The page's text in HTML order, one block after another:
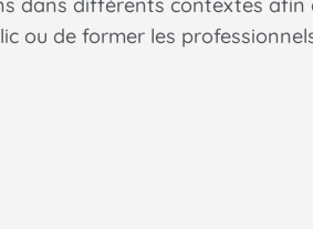
dans différents contextes afin
ou de former les